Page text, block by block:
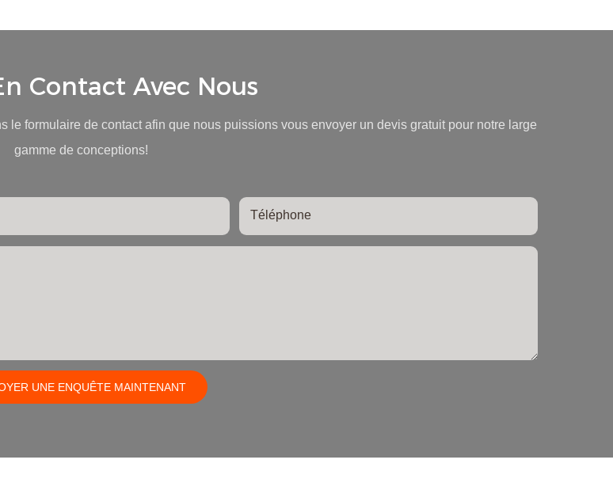
Contact Avec Nous
le formulaire de contact afin que nous puissions vous envoyer un devis gratuit pour notre large
gamme de conceptions!
Téléphone
UNE ENQUÊTE MAINTENANT